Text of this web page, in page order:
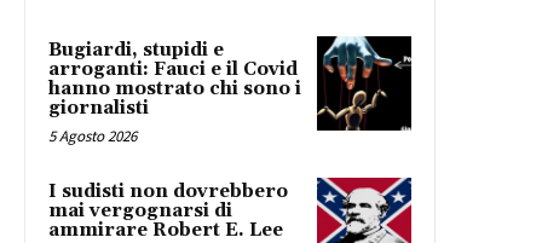
Bugiardi, stupidi e
arroganti: Fauci e il Covid
hanno mostrato chi sono i
giornalisti
5 Agosto 2026
I sudisti non dovrebbero
mai vergognarsi di
ammirare Robert E. Lee